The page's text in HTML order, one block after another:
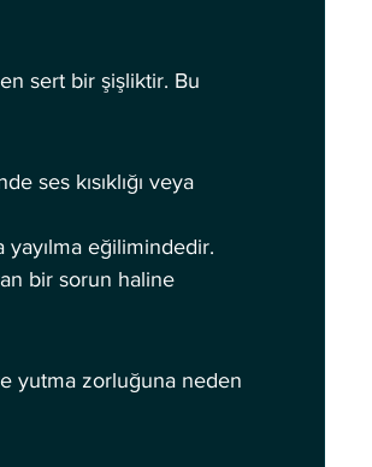
sert bir şişliktir. Bu
ses kısıklığı veya
yayılma eğilimindedir.
bir sorun haline
yutma zorluğuna neden